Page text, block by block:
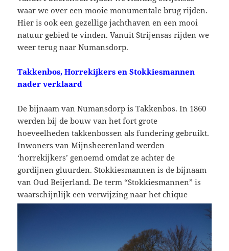
waar we over een mooie monumentale brug rijden.
Hier is ook een gezellige jachthaven en een mooi
natuur gebied te vinden. Vanuit Strijensas rijden we
weer terug naar Numansdorp.
Takkenbos, Horrekijkers en Stokkiesmannen
nader verklaard
De bijnaam van Numansdorp is Takkenbos. In 1860
werden bij de bouw van het fort grote
hoeveelheden takkenbossen als fundering gebruikt.
Inwoners van Mijnsheerenland werden
‘horrekijkers’ genoemd omdat ze achter de
gordijnen gluurden. Stokkiesmannen is de bijnaam
van Oud Beijerland. De term “Stokkiesmannen” is
waarschijnlijk een verwijzing naar het chique